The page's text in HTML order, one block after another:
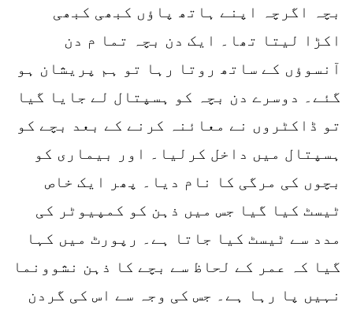
بچہ اگرچہ اپنے ہاتھ پاؤں کبھی کبھی
اکڑا لیتا تھا۔ ایک دن بچہ تما م دن
آنسوؤں کے ساتھ روتا رہا تو ہم پریشان ہو
گئے۔ دوسرے دن بچہ کو ہسپتال لے جایا گیا
تو ڈاکٹروں نے معائنہ کرنے کے بعد بچے کو
ہسپتال میں داخل کرلیا۔ اور بیماری کو
بچوں کی مرگی کا نام دیا۔ پھر ایک خاص
ٹیسٹ کیا گیا جس میں ذہن کو کمپیوٹر کی
مدد سے ٹیسٹ کیا جاتا ہے۔ رپورٹ میں کہا
گیا کہ عمر کے لحاظ سے بچے کا ذہن نشوونما
نہیں پا رہا ہے۔ جس کی وجہ سے اس کی گردن